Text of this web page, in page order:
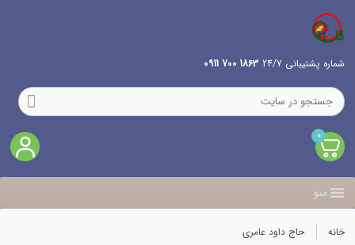
شماره پشتیبانی 24/7 1863 700 0911
0
منو
خانه حاج داود عامری